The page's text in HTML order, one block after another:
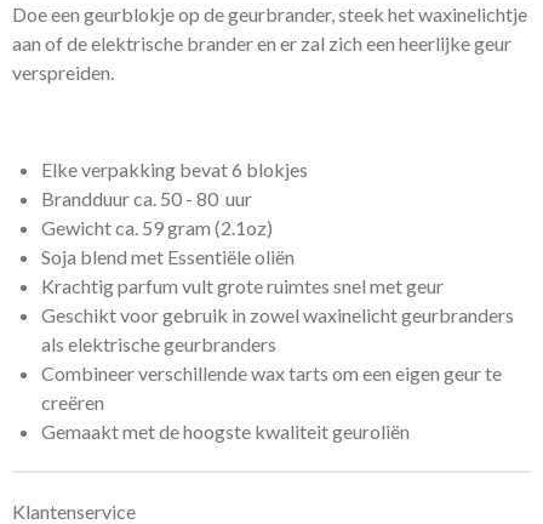
Doe een geurblokje op de geurbrander, steek het waxinelichtje
aan of de elektrische brander en er zal zich een heerlijke geur
verspreiden.
Elke verpakking bevat 6 blokjes
Brandduur ca. 50 - 80 uur
Gewicht ca. 59 gram (2.1oz)
Soja blend met Essentiële oliën
Krachtig parfum vult grote ruimtes snel met geur
Geschikt voor gebruik in zowel waxinelicht geurbranders
als elektrische geurbranders
Combineer verschillende wax tarts om een eigen geur te
creëren
Gemaakt met de hoogste kwaliteit geuroliën
Klantenservice